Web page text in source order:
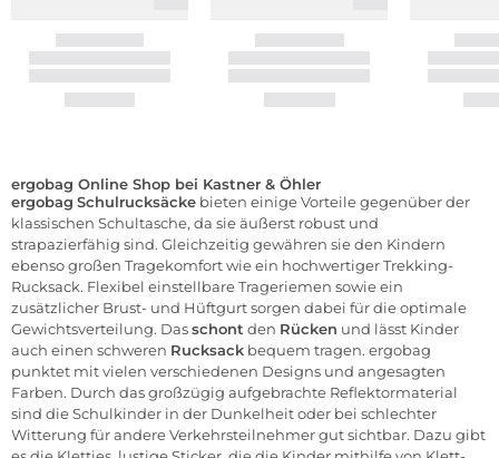
ergobag Online Shop bei Kastner & Öhler
ergobag Schulrucksäcke bieten einige Vorteile gegenüber der
klassischen Schultasche, da sie äußerst robust und
strapazierfähig sind. Gleichzeitig gewähren sie den Kindern
ebenso großen Tragekomfort wie ein hochwertiger Trekking-
Rucksack. Flexibel einstellbare Trageriemen sowie ein
zusätzlicher Brust- und Hüftgurt sorgen dabei für die optimale
Gewichtsverteilung. Dasschont den Rücken und lässt Kinder
auch einen schweren Rucksack bequem tragen. ergobag
punktet mit vielen verschiedenen Designs und angesagten
Farben. Durch das großzügig aufgebrachte Reflektormaterial
sind die Schulkinder in der Dunkelheit oder bei schlechter
Witterung für andere Verkehrsteilnehmer gut sichtbar. Dazu gibt